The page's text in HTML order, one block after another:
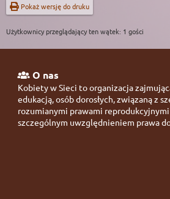
Pokaż wersję do druku
Użytkownicy przeglądający ten wątek: 1 gości
O nas
Kobiety w Sieci to organizacja
edukacją, osób dorosłych, związaną z
rozumianymi prawami
szczególnym uwzględnieniem prawa